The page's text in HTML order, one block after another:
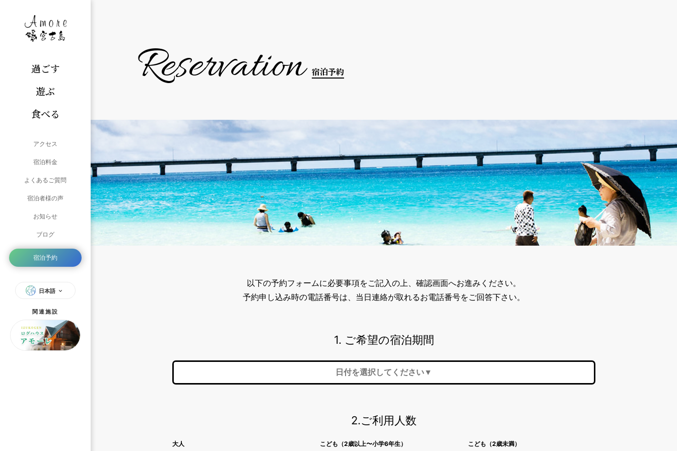
過ごす
遊ぶ
食べる
アクセス
宿泊料金
よくあるご質問
宿泊者様の声
お知らせ
ブログ
宿泊予約
日本語
関連施設
Reservation 宿泊予約
以下の予約フォームに必要事項をご記入の上、確認画面へお進みください。
予約申し込み時の電話番号は、 当日連絡が取れるお電話番号をご回答下さい。
1. ご希望の宿泊期間
2.ご利用人数
大人 こども（2歳以上〜小学6年生） こども（2歳未満）